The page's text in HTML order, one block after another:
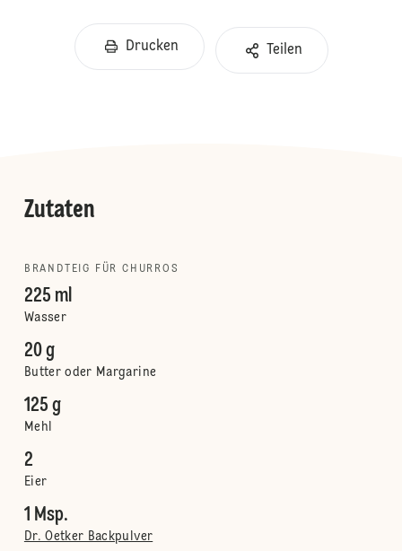
Drucken Teilen
Zutaten
BRANDTEIG FÜR CHURROS
225 ml
Wasser
20 g
Butter oder Margarine
125 g
Mehl
2
Eier
1 Msp.
Dr. Oetker Backpulver